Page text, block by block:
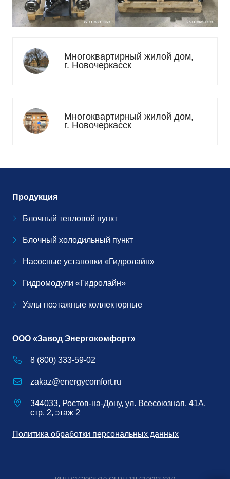
Многоквартирный жилой дом,
г. Новочеркасск
Многоквартирный жилой дом,
г. Новочеркасск
Продукция
Блочный тепловой пункт
Блочный холодильный пункт
Насосные установки «Гидролайн»
Гидромодули «Гидролайн»
Узлы поэтажные коллекторные
ООО «Завод Энергокомфорт»
8 (800) 333-59-02
zakaz@energycomfort.ru
344033, Ростов-на-Дону, ул. Всесоюзная, 41А,
стр. 2, этаж 2
Политика обработки персональных данных